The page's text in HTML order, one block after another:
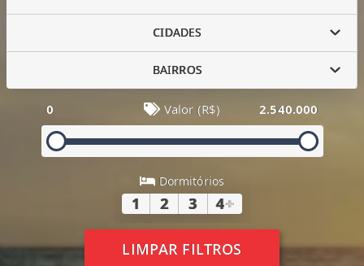
CIDADES
BAIRROS
0 Valor (R$) 2.540.000
Dormitórios
1 2 3 4+
LIMPAR FILTROS